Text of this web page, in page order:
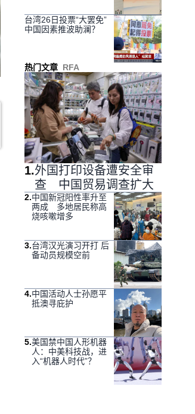
台湾26日投票“大罢免”
中国因素推波助澜？
热门文章 RFA
1.外国打印设备遭安全审
查 中国贸易调查扩大
2.中国新冠阳性率升至
两成 多地居民称高
烧咳嗽增多
3.台湾汉光演习开打 后
备动员规模空前
4.中国活动人士孙愿平
抵澳寻庇护
5.美国禁中国人形机器
人：中美科技战，进
入“机器人时代”？